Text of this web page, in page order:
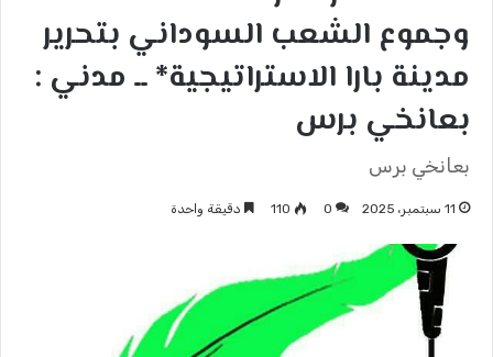
وجموع الشعب السوداني بتحرير
مدينة بارا الاستراتيجية* ــ مدني :
بعانخي برس
بعانخي برس
11 سبتمبر، 2025 0
110 دقيقة واحدة